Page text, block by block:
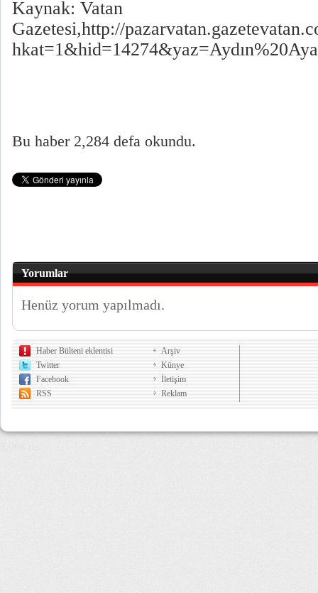
Kaynak: Vatan
Gazetesi,http://
Bu haber 2,284 defa okundu.
Yorumlar
Henüz yorum yapılmadı.
Haber Bülteni eklentisi
Twitter
Facebook
RSS
Arşiv
Künye
İletişim
Reklam